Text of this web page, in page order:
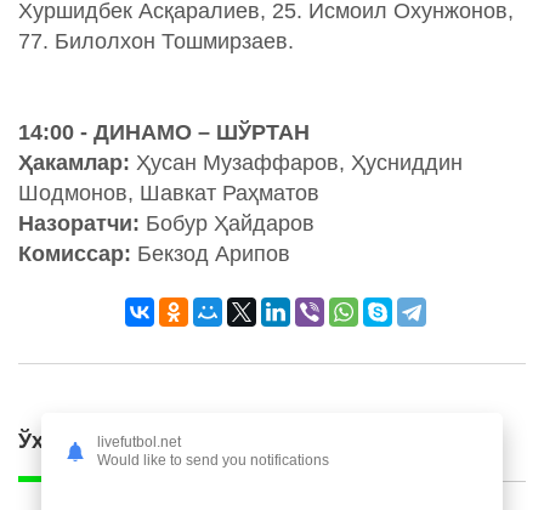
Хуршидбек Асқаралиев, 25. Исмоил Охунжонов,
77. Билолхон Тошмирзаев.
14:00 - ДИНАМО – ШЎРТАН
Ҳакамлар: Ҳусан Музаффаров, Ҳусниддин
Шодмонов, Шавкат Раҳматов
Назоратчи: Бобур Ҳайдаров
Комиссар: Бекзод Арипов
Ўхшаш янгиликлар
livefutbol.net
Would like to send you notifications